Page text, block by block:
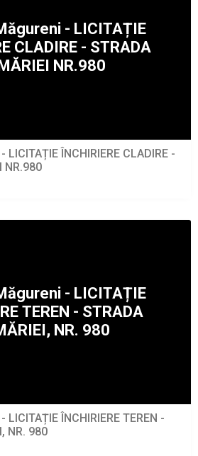
ÎNCHIRIERE CLADIRE -
NR.980
ÎNCHIRIERE TEREN -
NR. 980